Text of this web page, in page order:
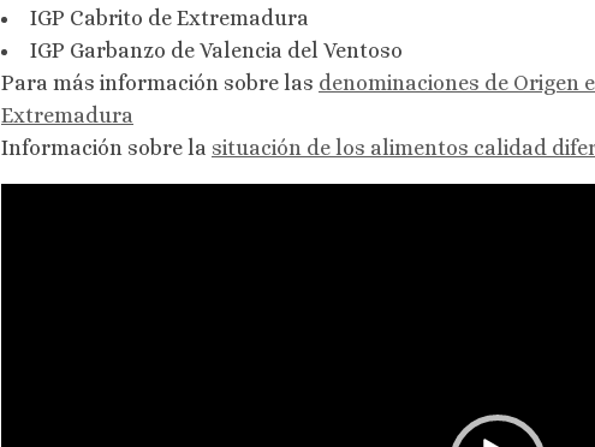
IGP Cabrito de Extremadura
IGP Garbanzo de Valencia del Ventoso
Para más información sobre las denominaciones de Origen
Extremadura
Información sobre la situación de los alimentos calidad